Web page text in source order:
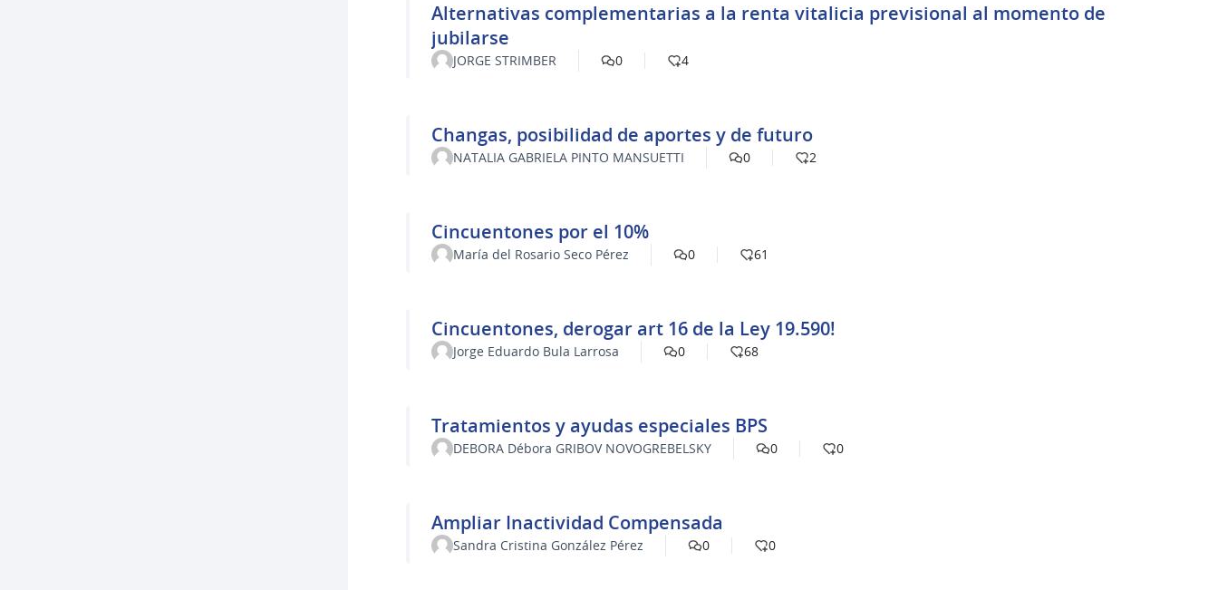
Alternativas complementarias a la renta vitalicia previsional al momento de
jubilarse
JORGE STRIMBER 0 4
Changas, posibilidad de aportes y de futuro
NATALIA GABRIELA PINTO MANSUETTI 0 2
Cincuentones por el 10%
María del Rosario Seco Pérez 0 61
Cincuentones, derogar art 16 de la Ley 19.590!
Jorge Eduardo Bula Larrosa 0 68
Tratamientos y ayudas especiales BPS
DEBORA Débora GRIBOV NOVOGREBELSKY 0 0
Ampliar Inactividad Compensada
Sandra Cristina González Pérez 0 0